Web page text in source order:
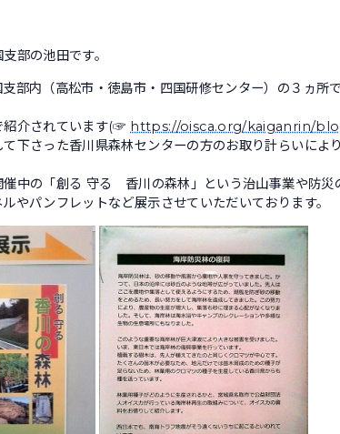
部の池田です。
部内（高松市・徳島市・四国研修センター）の３ヵ所
紹介されています(☞ https://oisca.org/kaiganrin/
下さった香川県森林センターの方のお取り計らいによ
催中の「創る 守る 香川の森林」という治山事業や防災
やパンフレットなど展示させていただいております。